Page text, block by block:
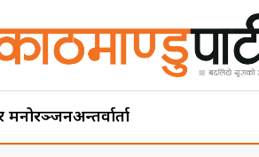
मनोरञ्जनअन्तर्वार्ता